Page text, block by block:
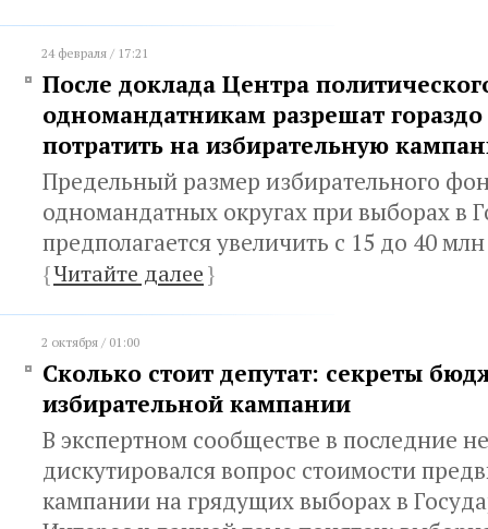
24 февраля / 17:21
После доклада Центра
одномандатникам разрешат
потратить на избирательную
Предельный размер избирательного
одномандатных округах при выборах в
предполагается увеличить с 15 до 40
{Читайте далее}
2 октября / 01:00
Сколько стоит депутат: секреты
избирательной кампании
В экспертном сообществе в последние
дискутировался вопрос стоимости
кампании на грядущих выборах в